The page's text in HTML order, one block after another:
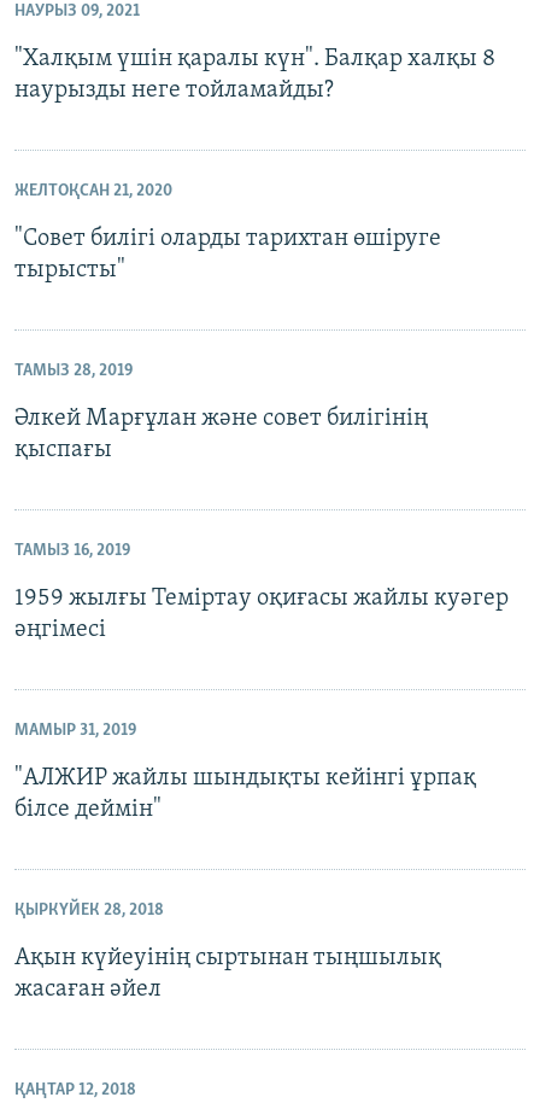
НАУРЫЗ 09, 2021
"Халқым үшін қаралы күн". Балқар халқы 8
наурызды неге тойламайды?
ЖЕЛТОҚСАН 21, 2020
"Совет билігі оларды тарихтан өшіруге
тырысты"
ТАМЫЗ 28, 2019
Әлкей Марғұлан және совет билігінің
қыспағы
ТАМЫЗ 16, 2019
1959 жылғы Теміртау оқиғасы жайлы куәгер
әңгімесі
МАМЫР 31, 2019
"АЛЖИР жайлы шындықты кейінгі ұрпақ
білсе деймін"
ҚЫРКҮЙЕК 28, 2018
Ақын күйеуінің сыртынан тыңшылық
жасаған әйел
ҚАҢТАР 12, 2018